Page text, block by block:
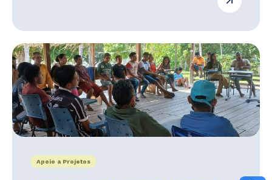
Apoio a Projetos